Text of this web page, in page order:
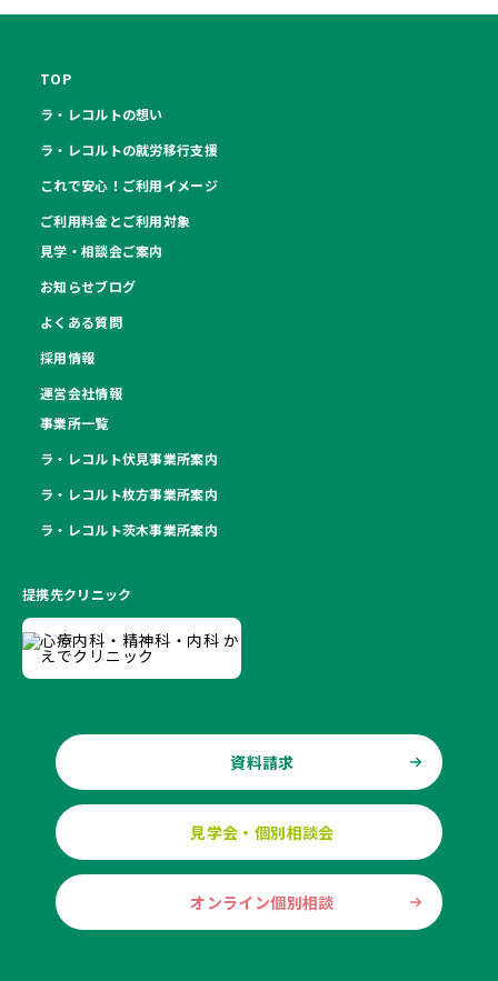
TOP
ラ・レコルトの想い
ラ・レコルトの就労移行支援
これで安心！ご利用イメージ
ご利用料金とご利用対象
見学・相談会ご案内
お知らせブログ
よくある質問
採用情報
運営会社情報
事業所一覧
ラ・レコルト伏見事業所案内
ラ・レコルト枚方事業所案内
ラ・レコルト茨木事業所案内
提携先クリニック
資料請求
見学会・個別相談会
オンライン個別相談